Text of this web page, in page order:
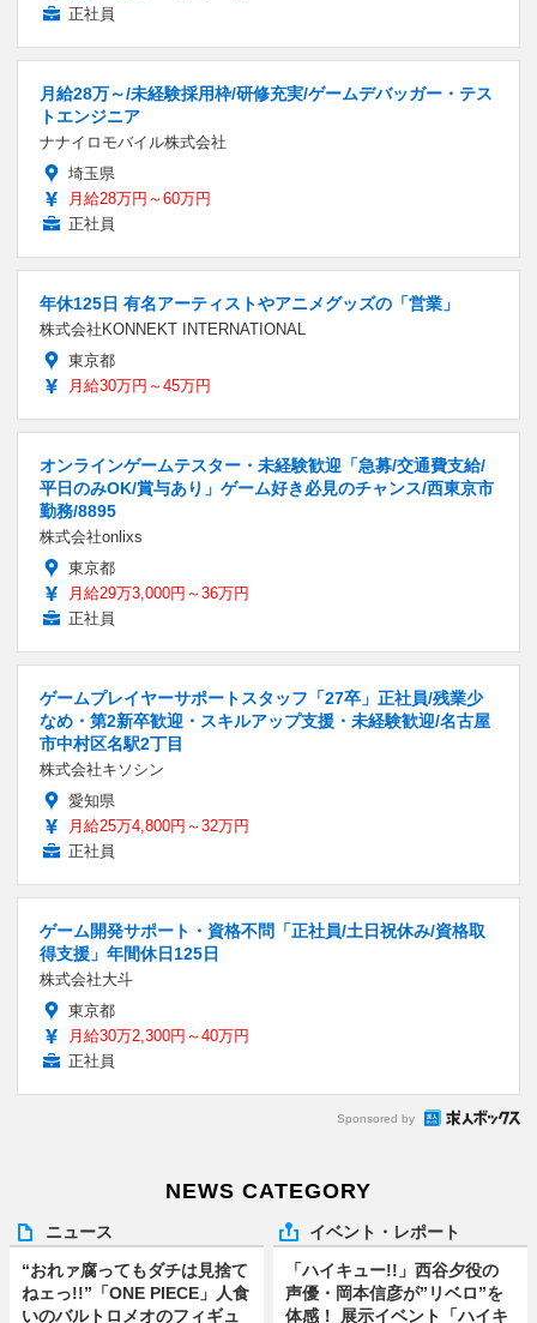
正社員
月給28万～/未経験採用枠/研修充実/ゲームデバッガー・テス
トエンジニア
ナナイロモバイル株式会社
埼玉県
月給28万円～60万円
正社員
年休125日 有名アーティストやアニメグッズの「営業」
株式会社KONNEKT INTERNATIONAL
東京都
月給30万円～45万円
オンラインゲームテスター・未経験歓迎「急募/交通費支給/
平日のみOK/賞与あり」ゲーム好き必見のチャンス/西東京市
勤務/8895
株式会社onlixs
東京都
月給29万3,000円～36万円
正社員
ゲームプレイヤーサポートスタッフ「27卒」正社員/残業少
なめ・第2新卒歓迎・スキルアップ支援・未経験歓迎/名古屋
市中村区名駅2丁目
株式会社キソシン
愛知県
月給25万4,800円～32万円
正社員
ゲーム開発サポート・資格不問「正社員/土日祝休み/資格取
得支援」年間休日125日
株式会社大斗
東京都
月給30万2,300円～40万円
正社員
Sponsored by
NEWS CATEGORY
ニュース
“おれァ腐ってもダチは見捨て
ねェっ!!”「ONE PIECE」人食
いのバルトロメオのフィギュ
イベント・レポート
「ハイキュー!!」西谷夕役の
声優・岡本信彦が”リベロ”を
体感！ 展示イベント「ハイキ